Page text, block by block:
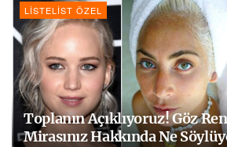
LISTELIST ÖZEL
Toplanın Açıklıyoruz! Göz
Mirasınız Hakkında Ne